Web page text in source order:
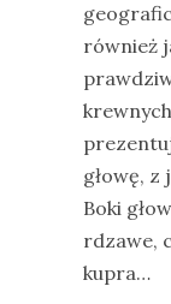
również
głowę,
Boki
rdzawe,
kupra…